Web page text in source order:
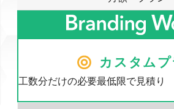
カスタムプ
工数分だけの必要最低限で見積り